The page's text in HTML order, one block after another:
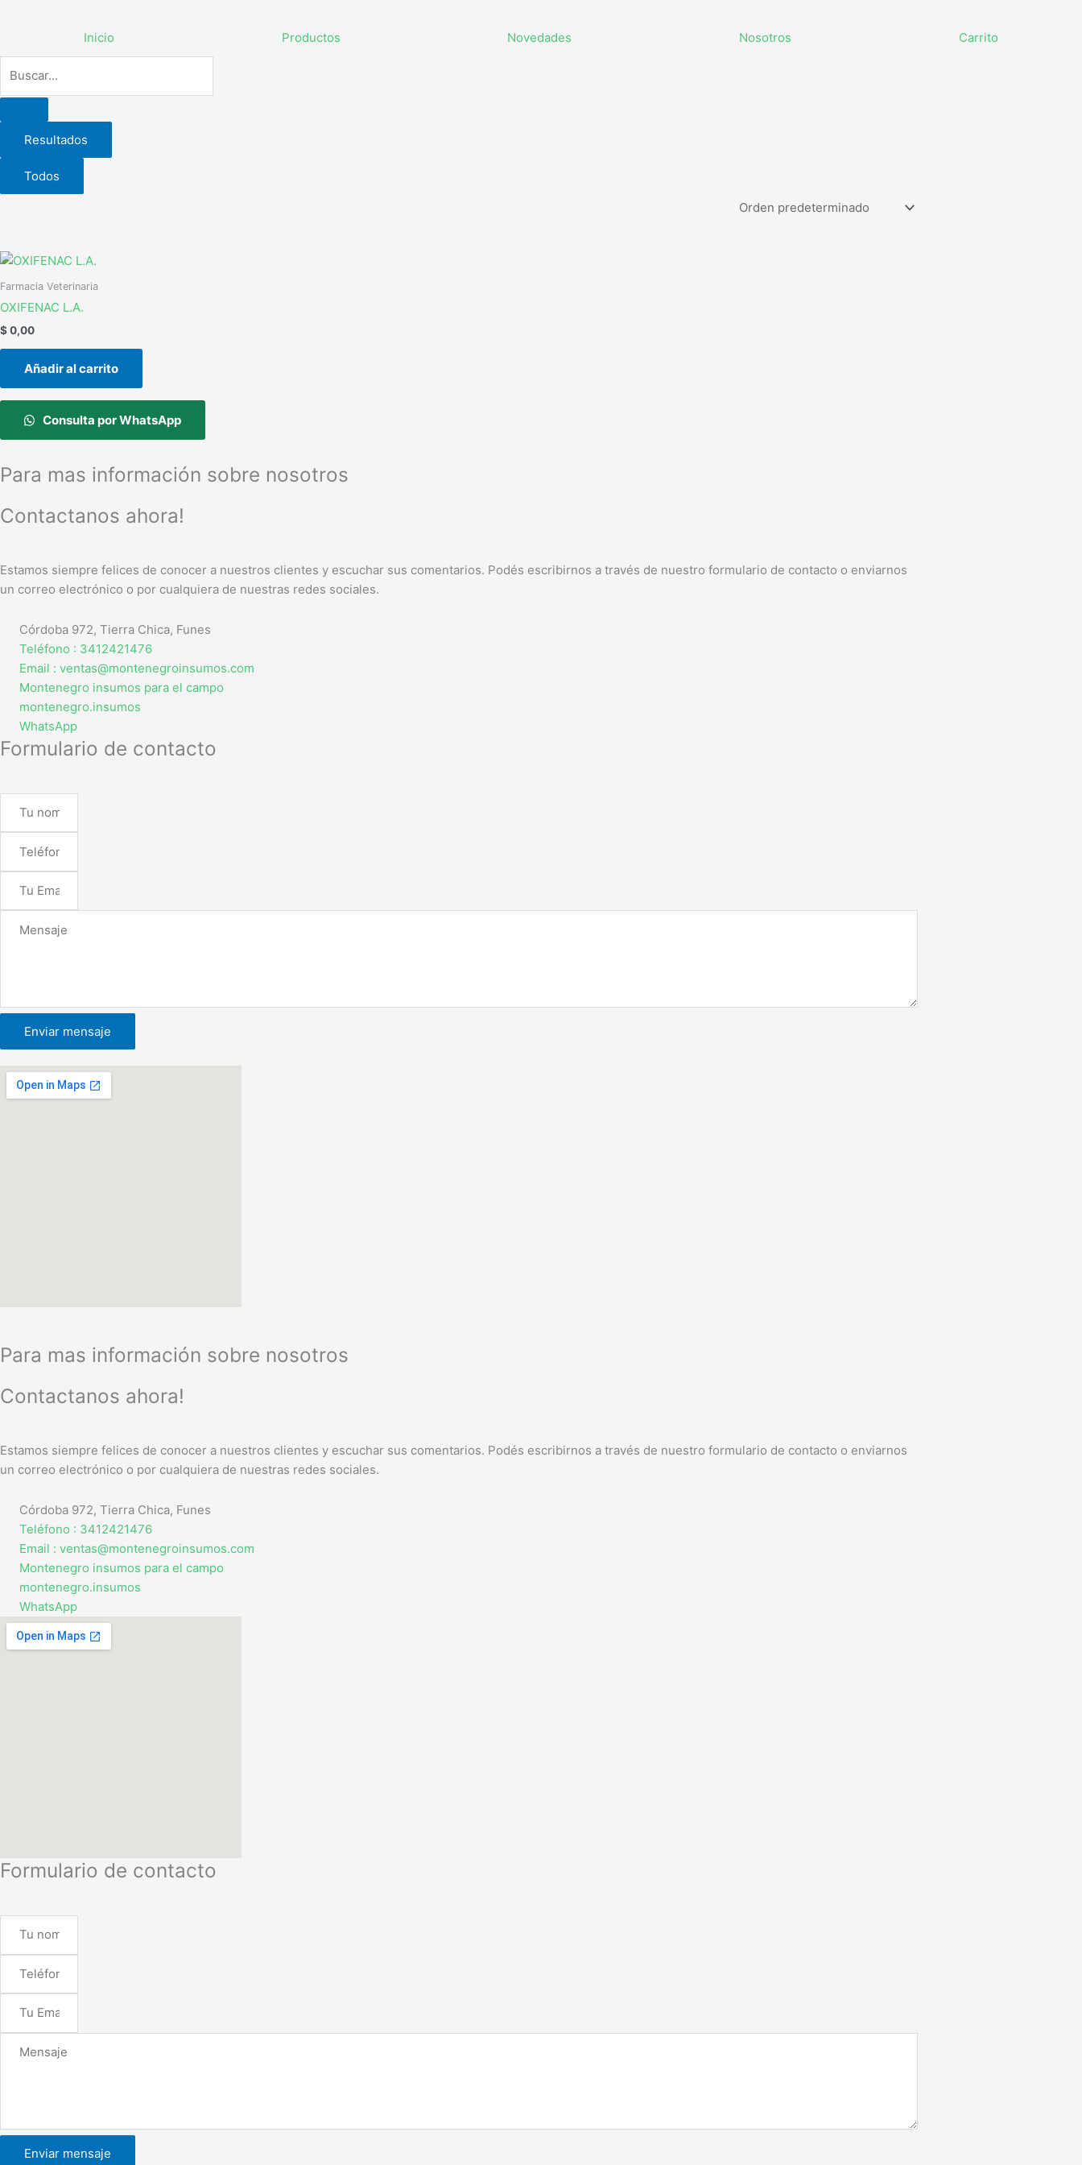
Inicio Productos Novedades Nosotros Carrito
Resultados
Todos
Farmacia Veterinaria
OXIFENAC L.A.
$0,00
Añadir al carrito
Consulta por WhatsApp
Para mas información sobre nosotros
Contactanos ahora!
Estamos siempre felices de conocer a nuestros clientes y escuchar sus comentarios. Podés escribirnos a través de nuestro formulario de contacto o enviarnos
un correo electrónico o por cualquiera de nuestras redes sociales.
Córdoba 972, Tierra Chica, Funes
Teléfono : 3412421476
Email : ventas@montenegroinsumos.com
Montenegro insumos para el campo
montenegro.insumos
WhatsApp
Formulario de contacto
Enviar mensaje
Para mas información sobre nosotros
Contactanos ahora!
Estamos siempre felices de conocer a nuestros clientes y escuchar sus comentarios. Podés escribirnos a través de nuestro formulario de contacto o enviarnos
un correo electrónico o por cualquiera de nuestras redes sociales.
Córdoba 972, Tierra Chica, Funes
Teléfono : 3412421476
Email : ventas@montenegroinsumos.com
Montenegro insumos para el campo
montenegro.insumos
WhatsApp
Formulario de contacto
Enviar mensaje